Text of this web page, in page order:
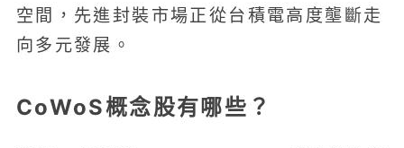
空間，先進封裝市場正從台積電高度壟斷走
向多元發展。
CoWoS概念股有哪些？